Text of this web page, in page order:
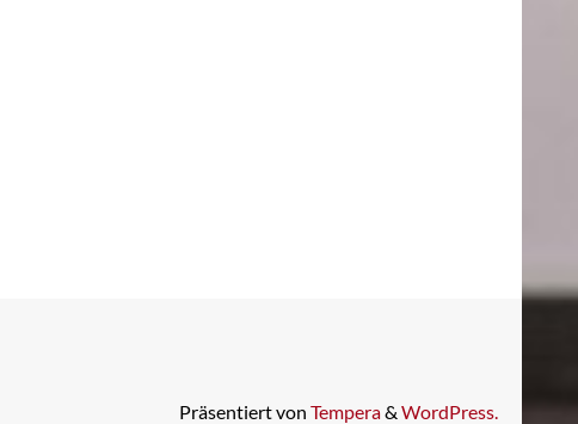
Präsentiert von Tempera& WordPress.